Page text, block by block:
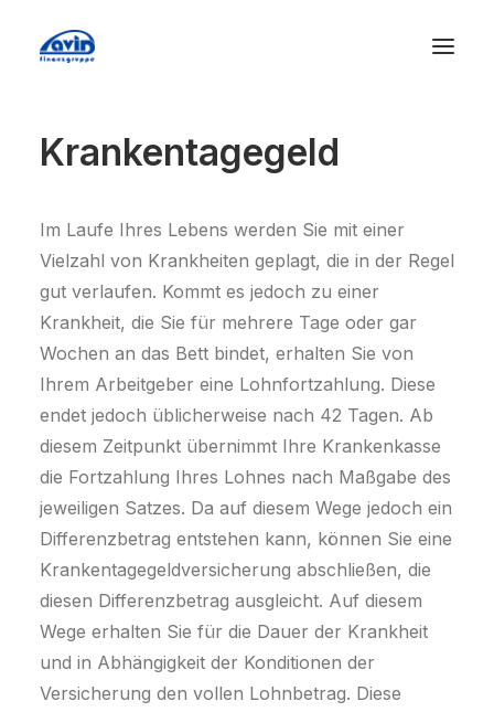
Krankentagegeld
Im Laufe Ihres Lebens werden Sie mit einer
Vielzahl von Krankheiten geplagt, die in der Regel
gut verlaufen. Kommt es jedoch zu einer
Krankheit, die Sie für mehrere Tage oder gar
Wochen an das Bett bindet, erhalten Sie von
Ihrem Arbeitgeber eine Lohnfortzahlung. Diese
endet jedoch üblicherweise nach 42 Tagen. Ab
diesem Zeitpunkt übernimmt Ihre Krankenkasse
die Fortzahlung Ihres Lohnes nach Maßgabe des
jeweiligen Satzes. Da auf diesem Wege jedoch ein
Differenzbetrag entstehen kann, können Sie eine
Krankentagegeldversicherung abschließen, die
diesen Differenzbetrag ausgleicht. Auf diesem
Wege erhalten Sie für die Dauer der Krankheit
und in Abhängigkeit der Konditionen der
Versicherung den vollen Lohnbetrag. Diese